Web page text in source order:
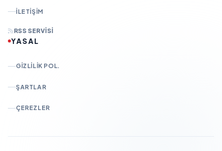
İLETIŞIM
RSS SERVISI
YASAL
GIZLILIK POL.
ŞARTLAR
ÇEREZLER